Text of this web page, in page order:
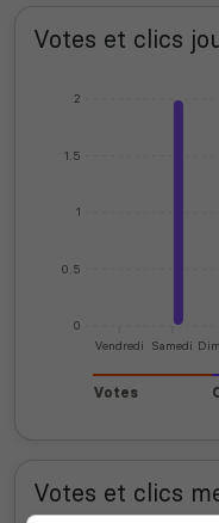
Votes et clics
0
0.5
1
1.5
2
Vendredi Samedi
Votes
Votes et clics